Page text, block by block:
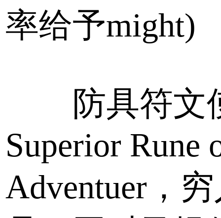
率给予might)
防具符文
Superior Rune
Adventuer，